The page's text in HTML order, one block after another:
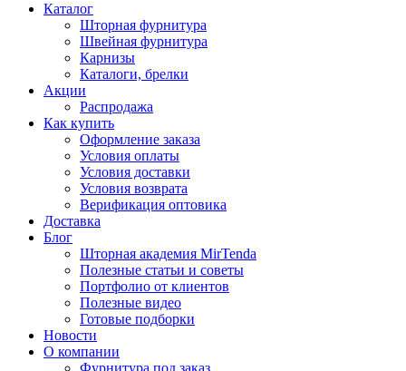
Каталог
Шторная фурнитура
Швейная фурнитура
Карнизы
Каталоги, брелки
Акции
Распродажа
Как купить
Оформление заказа
Условия оплаты
Условия доставки
Условия возврата
Верификация оптовика
Доставка
Блог
Шторная академия MirTenda
Полезные статьи и советы
Портфолио от клиентов
Полезные видео
Готовые подборки
Новости
О компании
Фурнитура под заказ